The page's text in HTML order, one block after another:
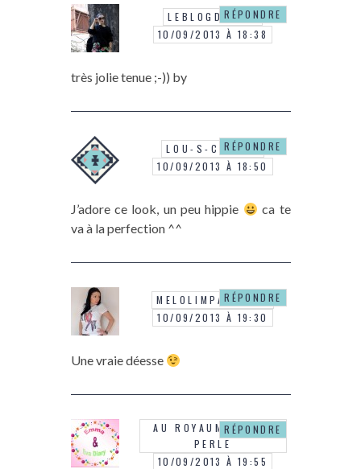
LEBLOGDENINI
10/09/2013 À 18:38
très jolie tenue ;-)) by
RÉPONDRE
LOU-S-CLOSET
10/09/2013 À 18:50
J’adore ce look, un peu hippie
ca te
va à la perfection ^^
RÉPONDRE
MELOLIMPARFAITE
10/09/2013 À 19:30
Une vraie déesse
RÉPONDRE
AU ROYAUME DE LA
PERLE
10/09/2013 À 19:55
RÉPONDRE